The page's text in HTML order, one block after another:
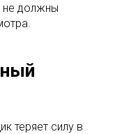
не должны
теряет силу в